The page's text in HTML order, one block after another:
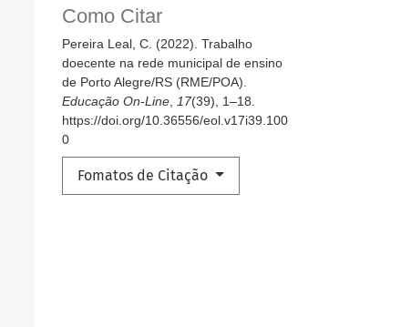
Como Citar
Pereira Leal, C. (2022). Trabalho
doecente na rede municipal de ensino
de Porto Alegre/RS (RME/POA).
Educação On-Line
17(39), 1–18.
https://doi.org/10.36556/eol.v17i39.100
0
Fomatos de Citação